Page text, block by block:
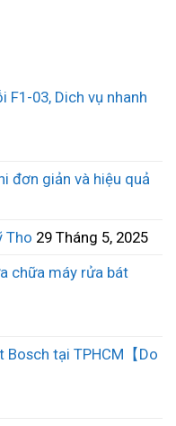
03, Dich vụ nhanh
đơn giản và hiệu quả
Tho 29 Tháng 5, 2025
chữa máy rửa bát
tại TPHCM【Do